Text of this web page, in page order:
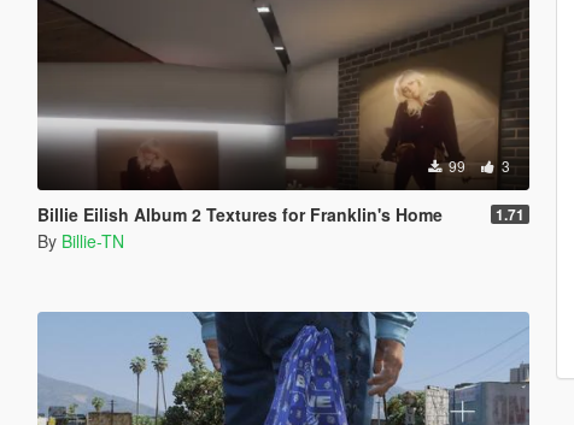
99 3
Billie Eilish Album 2 Textures for Franklin's Home 1.71
By Billie-TN